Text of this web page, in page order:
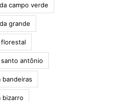
campo verde
grande
antônio
bandeiras
bizarro